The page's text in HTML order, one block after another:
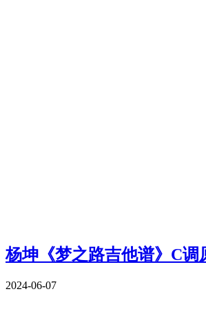
杨坤《梦之路吉他谱》C调
2024-06-07